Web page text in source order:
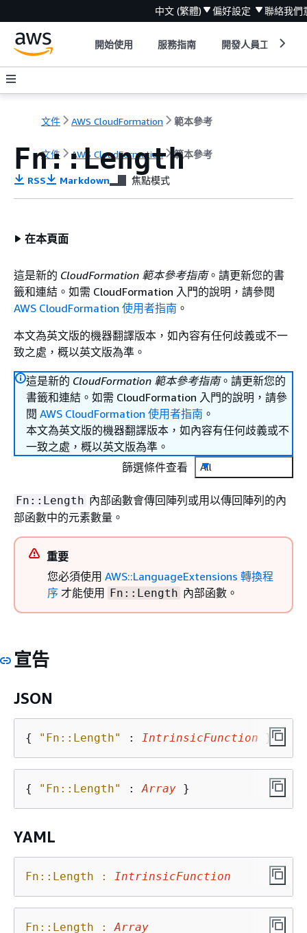
中文 (繁體) 偏好設定 聯絡我們
開始使用 服務指南 開發人員工具
文件 AWS CloudFormation 範本參考
文件 AWS CloudFormation 範本參考
Fn::Length
RSS Markdown 焦點模式
在本頁面
這是新的 CloudFormation 範本參考指南。請更新您的書
籤和連結。如需 CloudFormation 入門的說明，請參閱
AWS CloudFormation 使用者指南 。
本文為英文版的機器翻譯版本，如內容有任何歧義或不一
致之處，概以英文版為準。
這是新的 CloudFormation 範本參考指南。請更新您的
書籤和連結。如需 CloudFormation 入門的說明，請參
閱 AWS CloudFormation 使用者指南 。
本文為英文版的機器翻譯版本，如內容有任何歧義或不
一致之處，概以英文版為準。
篩選條件查看
All
Fn::Length 內部函數會傳回陣列或用以傳回陣列的內
部函數中的元素數量。
重要
您必須使用 AWS::LanguageExtensions 轉換程
序 才能使用 Fn::Length 內部函數。
宣告
JSON
{ "Fn::Length" : IntrinsicFunction }
{ "Fn::Length" : Array }
YAML
Fn::Length : IntrinsicFunction
Fn::Length : Array